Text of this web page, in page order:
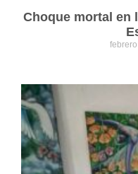
Choque mortal en